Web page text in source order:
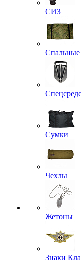
СИЗ
Сумки
Чехлы
Жетоны
Знаки